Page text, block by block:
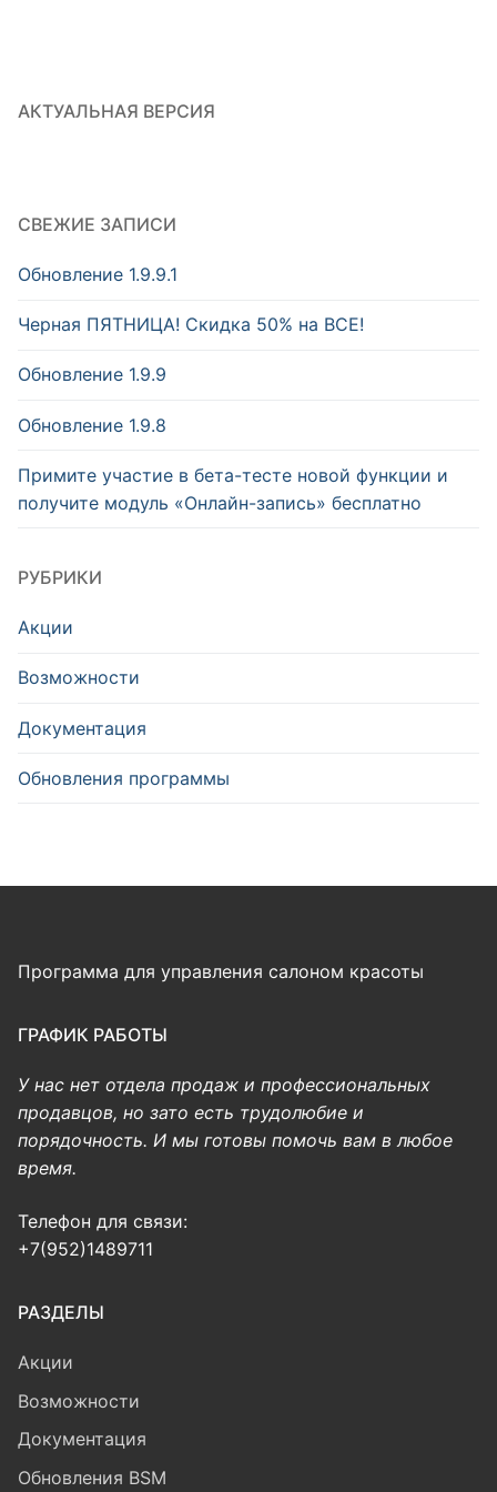
АКТУАЛЬНАЯ ВЕРСИЯ
СВЕЖИЕ ЗАПИСИ
Обновление 1.9.9.1
Черная ПЯТНИЦА! Скидка 50% на ВСЕ!
Обновление 1.9.9
Обновление 1.9.8
Примите участие в бета-тесте новой функции и
получите модуль «Онлайн-запись» бесплатно
РУБРИКИ
Акции
Возможности
Документация
Обновления программы
Программа для управления салоном красоты
ГРАФИК РАБОТЫ
У нас нет отдела продаж и профессиональных
продавцов, но зато есть трудолюбие и
порядочность. И мы готовы помочь вам в любое
время.
Телефон для связи:
+7(952)1489711
РАЗДЕЛЫ
Акции
Возможности
Документация
Обновления BSM